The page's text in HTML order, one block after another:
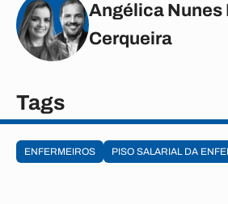
Angélica Nunes
Cerqueira
Tags
ENFERMEIROS PISO SALARIAL DA